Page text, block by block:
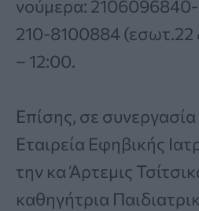
νούμερα:
210-8100884 (εσωτ.22
– 12:00.
Επίσης, σε
Εταιρεία Εφηβικής
την κα Άρτεμις
καθηγήτρια